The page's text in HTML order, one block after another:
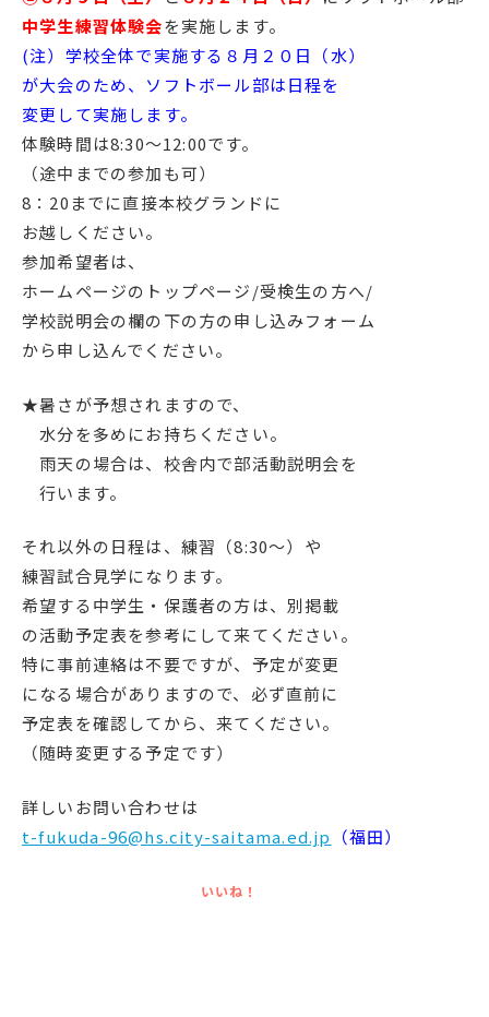
アクセス
お問い合わせ
English
プライバシーポリシー
中学生練習体験会を実施します。
(注）学校全体で実施する８月２０日（水）
が大会のため、ソフトボール部は日程を
変更して実施します。
体験時間は8:30～12:00です。
（途中までの参加も可）
8：20までに直接本校グランドに
お越しください。
参加希望者は、
ホームページのトップページ/受検生の方へ/
学校説明会の欄の下の方の申し込みフォーム
から申し込んでください。
★暑さが予想されますので、
水分を多めにお持ちください。
雨天の場合は、校舎内で部活動説明会を
行います。
それ以外の日程は、練習（8:30～）や
練習試合見学になります。
希望する中学生・保護者の方は、別掲載
の活動予定表を参考にして来てください。
特に事前連絡は不要ですが、予定が変更
になる場合がありますので、必ず直前に
予定表を確認してから、来てください。
（随時変更する予定です）
詳しいお問い合わせは
t-fukuda-96@hs.city-saitama.ed.jp
（福田）
いいね！